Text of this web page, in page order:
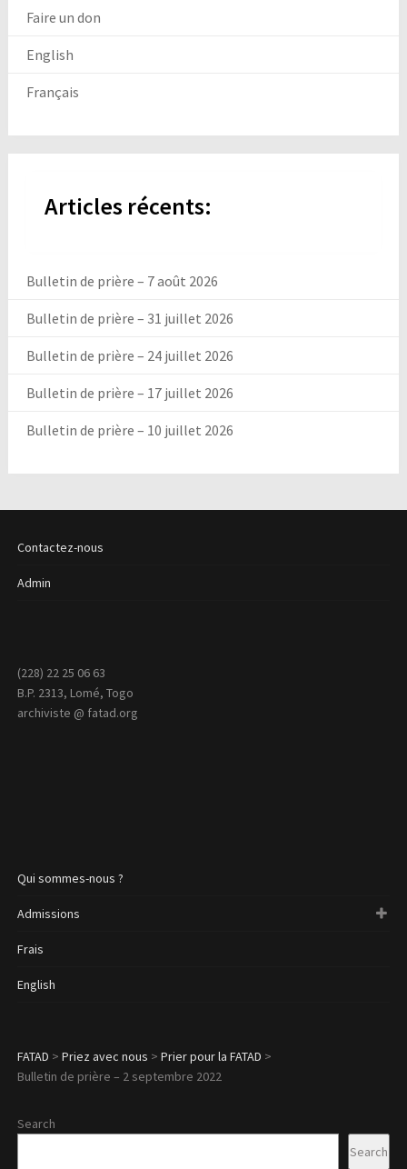
Faire un don
English
Français
Articles récents:
Bulletin de prière – 7 août 2026
Bulletin de prière – 31 juillet 2026
Bulletin de prière – 24 juillet 2026
Bulletin de prière – 17 juillet 2026
Bulletin de prière – 10 juillet 2026
Contactez-nous
Admin
(228) 22 25 06 63
B.P. 2313, Lomé, Togo
archiviste @ fatad.org
Qui sommes-nous ?
Admissions
Frais
English
FATAD > Priez avec nous > Prier pour la FATAD >
Bulletin de prière – 2 septembre 2022
Search
Search